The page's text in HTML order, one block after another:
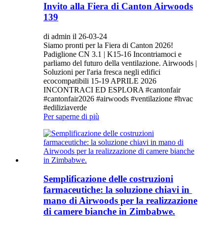
Invito alla Fiera di Canton Airwoods
139
di admin il 26-03-24
Siamo pronti per la Fiera di Canton 2026!
Padiglione CN 3.1 | K15-16 Incontriamoci e
parliamo del futuro della ventilazione. Airwoods |
Soluzioni per l'aria fresca negli edifici
ecocompatibili 15-19 APRILE 2026
INCONTRACI ED ESPLORA #cantonfair
#cantonfair2026 #airwoods #ventilazione #hvac
#ediliziaverde
Per saperne di più
Semplificazione delle costruzioni
farmaceutiche: la soluzione chiavi in ​​
mano di Airwoods per la realizzazione
di camere bianche in Zimbabwe.